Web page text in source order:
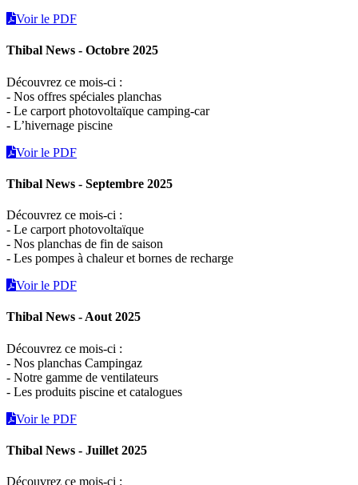
Voir le PDF
Thibal News - Octobre 2025
Découvrez ce mois-ci :
- Nos offres spéciales planchas
- Le carport photovoltaïque camping-car
- L’hivernage piscine
Voir le PDF
Thibal News - Septembre 2025
Découvrez ce mois-ci :
- Le carport photovoltaïque
- Nos planchas de fin de saison
- Les pompes à chaleur et bornes de recharge
Voir le PDF
Thibal News - Aout 2025
Découvrez ce mois-ci :
- Nos planchas Campingaz
- Notre gamme de ventilateurs
- Les produits piscine et catalogues
Voir le PDF
Thibal News - Juillet 2025
Découvrez ce mois-ci :